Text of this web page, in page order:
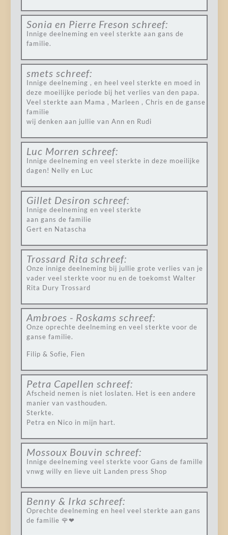
Sonia en Pierre Freson schreef:
Innige deelneming en veel sterkte aan gans de
familie.
smets schreef:
Innige deelneming , en heel veel sterkte en moed in
deze moeilijke periode bij het verlies van den papa.
Veel sterkte aan Mama , Marleen , Chris en de ganse
familie
wij denken aan jullie van Ann en Rudi
Luc Morren schreef:
Innige deelneming en veel sterkte in deze moeilijke
dagen! Nelly en Luc
Gillet Desiron schreef:
Innige deelneming en veel sterkte
aan gans de familie
Gert en Natascha
Trossard Rita schreef:
Onze innige deelneming bij jullie grote verlies van je
vader veel sterkte voor nu en de toekomst Walter
Rita Dury Trossard
Ambroes - Roskams schreef:
Onze oprechte deelneming en veel sterkte voor de
ganse familie.
Filip & Sofie, Fien
Petra Capellen schreef:
Afscheid nemen is niet loslaten. Het is een andere
manier van vasthouden.
Sterkte.
Petra en Nico in mijn hart.
Mossoux Bouvin schreef:
Innige deelneming veel sterkte voor Gans de famille
vnwg willy en lieve uit Landen press Shop
Benny & Irka schreef:
Oprechte deelneming en heel veel sterkte aan gans
de familie 🌹❤